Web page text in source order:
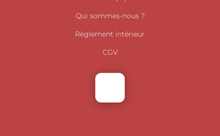
Qui sommes-nous ?
Règlement intérieur
CGV